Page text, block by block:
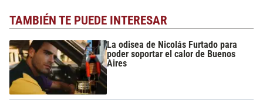
TAMBIÉN TE PUEDE INTERESAR
La odisea de Nicolás Furtado para
poder soportar el calor de Buenos
Aires